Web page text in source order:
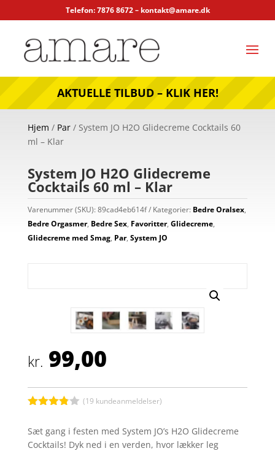
Telefon: 7876 8672 – kontakt@amare.dk
AKTUELLE TILBUD – KLIK HER!
Hjem / Par/ System JO H2O Glidecreme Cocktails 60
ml – Klar
System JO H2O Glidecreme
Cocktails 60 ml – Klar
Varenummer (SKU):89cad4eb614f Kategorier: Bedre Oralsex,
Bedre Orgasmer, Bedre Sex, Favoritter, Glidecreme,
Glidecreme med Smag, Par, System JO
kr. 99,00
ud af 5
baseret
(19 kundeanmeldelser)
Sæt gang i festen med System JO’s H2O Glidecreme
Cocktails! Dyk ned i en verden, hvor lækker leg